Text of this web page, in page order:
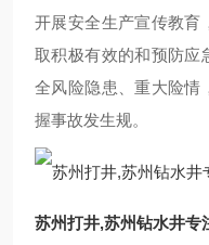
开展安全生产宣传教育
取积极有效的和预防应
全风险隐患、重大险情
握事故发生规。
苏州打井,苏州钻水井专